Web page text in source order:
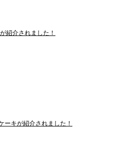
紹介されました！
ーキが紹介されました！